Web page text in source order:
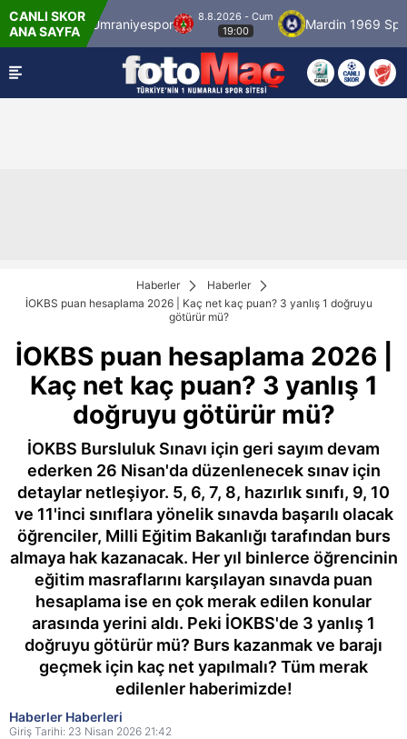
CANLI SKOR
ANA SAYFAÜmraniyespor
8.8.2026 - Cum
19:00
Mardin 1969 Spor
Haberler
Haberler
İOKBS puan hesaplama 2026 | Kaç net kaç puan? 3 yanlış 1 doğruyu
götürür mü?
İOKBS puan hesaplama 2026 |
Kaç net kaç puan? 3 yanlış 1
doğruyu götürür mü?
İOKBS Bursluluk Sınavı için geri sayım devam
ederken 26 Nisan'da düzenlenecek sınav için
detaylar netleşiyor. 5, 6, 7, 8, hazırlık sınıfı, 9, 10
ve 11'inci sınıflara yönelik sınavda başarılı olacak
öğrenciler, Milli Eğitim Bakanlığı tarafından burs
almaya hak kazanacak. Her yıl binlerce öğrencinin
eğitim masraflarını karşılayan sınavda puan
hesaplama ise en çok merak edilen konular
arasında yerini aldı. Peki İOKBS'de 3 yanlış 1
doğruyu götürür mü? Burs kazanmak ve barajı
geçmek için kaç net yapılmalı? Tüm merak
edilenler haberimizde!
Haberler Haberleri
Giriş Tarihi: 23 Nisan 2026 21:42